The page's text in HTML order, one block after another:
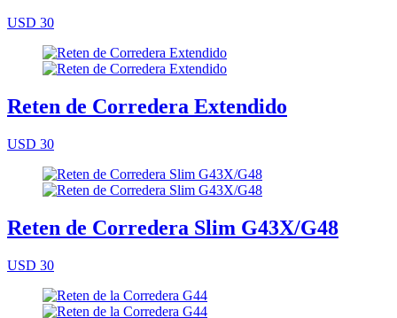
USD 30
Reten de Corredera Extendido
USD 30
Reten de Corredera Slim G43X/G48
USD 30